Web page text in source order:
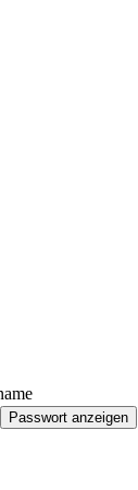
Passwort anzeigen